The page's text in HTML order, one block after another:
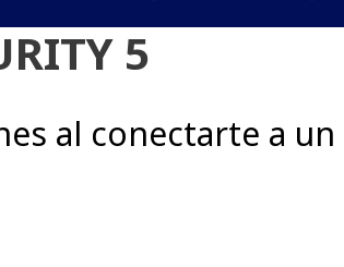
5
al conectarte a un